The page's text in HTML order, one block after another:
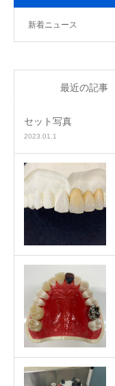
新着ニュース
最近の記事
セット写真
2023.01.1